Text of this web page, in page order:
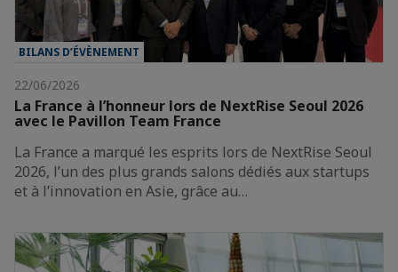
BILANS D’ÉVÈNEMENT
22/06/2026
La France à l’honneur lors de NextRise Seoul 2026
avec le Pavillon Team France
La France a marqué les esprits lors de NextRise Seoul
2026, l’un des plus grands salons dédiés aux startups
et à l’innovation en Asie, grâce au…